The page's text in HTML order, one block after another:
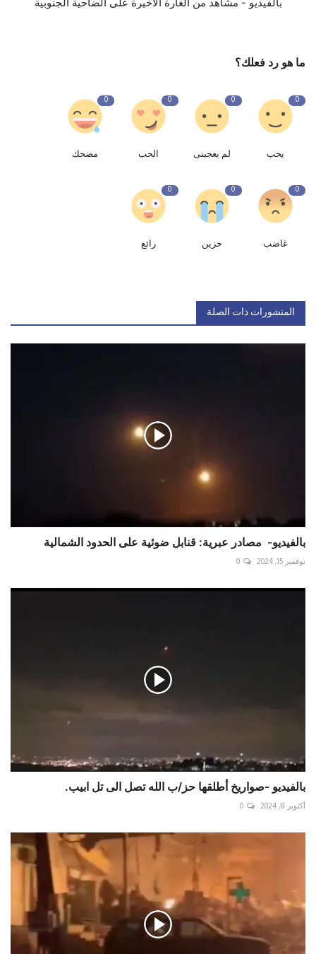
ما هو رد فعلك؟
0
يحب
0
لم يعجبنى
0
الحب
0
مضحك
0
غاضب
0
حزين
0
رائع
المنشورات ذات الصلة
بالفيديو- ‬⁩ مصادر عبرية: قنابل ضوئية على الحدود الشمالية
نوفمبر 15, 2024 0
بالفيديو -صواريخ أطلقها حز/ب الله تصل الى تل ابيب.
أكتوبر 8, 2024 0